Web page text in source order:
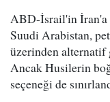
ABD-İsrail'in İran'a
Suudi Arabistan,
üzerinden alternatif
Ancak Husilerin
seçeneği de